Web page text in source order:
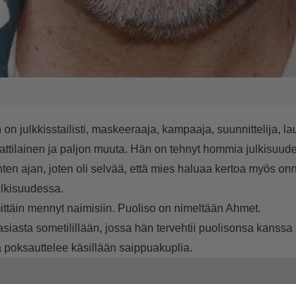
on julkkisstailisti, maskeeraaja, kampaaja, suunnittelija,
ja paljon muuta. Hän on tehnyt hommia
ajan, joten oli selvää, että mies haluaa kertoa myös
mennyt naimisiin. Puoliso on nimeltään Ahmet.
sometilillään, jossa hän tervehtii puolisonsa kanssa
poksauttelee käsillään saippuakuplia.